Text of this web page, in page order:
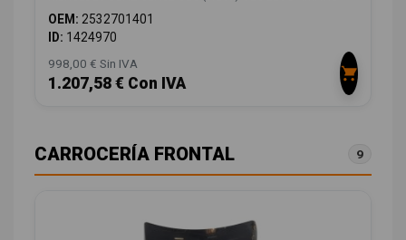
OEM: 2532701401
ID: 1424970
998,00 € Sin IVA
1.207,58 € Con IVA
CARROCERÍA FRONTAL 9